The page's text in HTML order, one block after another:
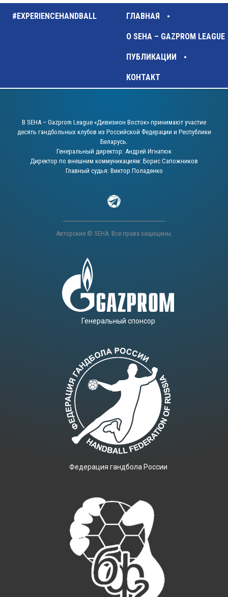
#EXPERIENCEHANDBALL ГЛАВНАЯ
О SEHA – GAZPROM LEAGUE
ПУБЛИКАЦИИ
КОНТАКТ
В SEHA – Gazprom League «Дивизион Восток» принимают участие
десять гандбольных клубов из Российской Федерации и Республики
Беларусь.
Генеральный директор: Андрей Игнатюк
Директор по внешним коммуникациям: Борис Сапожников
Главный судья: Виктор Поладенко
Авторские © SEHA. Все права защищены.
Генеральный спонсор
Фeдерация гандбола России